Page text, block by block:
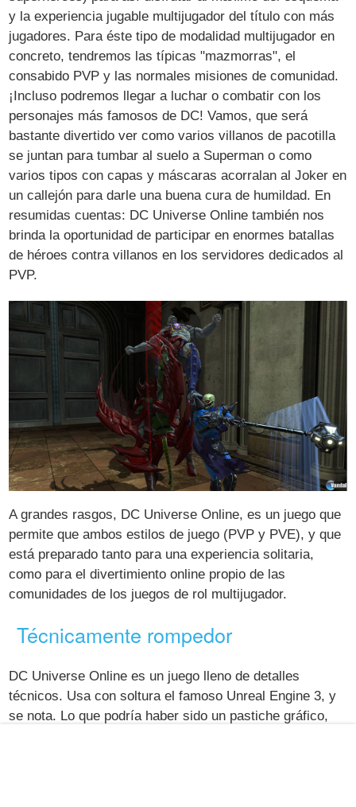
y la experiencia jugable multijugador del título con más
jugadores. Para éste tipo de modalidad multijugador en
concreto, tendremos las típicas "mazmorras", el
consabido PVP y las normales misiones de comunidad.
¡Incluso podremos llegar a luchar o combatir con los
personajes más famosos de DC! Vamos, que será
bastante divertido ver como varios villanos de pacotilla
se juntan para tumbar al suelo a Superman o como
varios tipos con capas y máscaras acorralan al Joker en
un callejón para darle una buena cura de humildad. En
resumidas cuentas: DC Universe Online también nos
brinda la oportunidad de participar en enormes batallas
de héroes contra villanos en los servidores dedicados al
PVP.
A grandes rasgos, DC Universe Online, es un juego que
permite que ambos estilos de juego (PVP y PVE), y que
está preparado tanto para una experiencia solitaria,
como para el divertimiento online propio de las
comunidades de los juegos de rol multijugador.
Técnicamente rompedor
DC Universe Online es un juego lleno de detalles
técnicos. Usa con soltura el famoso Unreal Engine 3, y
se nota. Lo que podría haber sido un pastiche gráfico,